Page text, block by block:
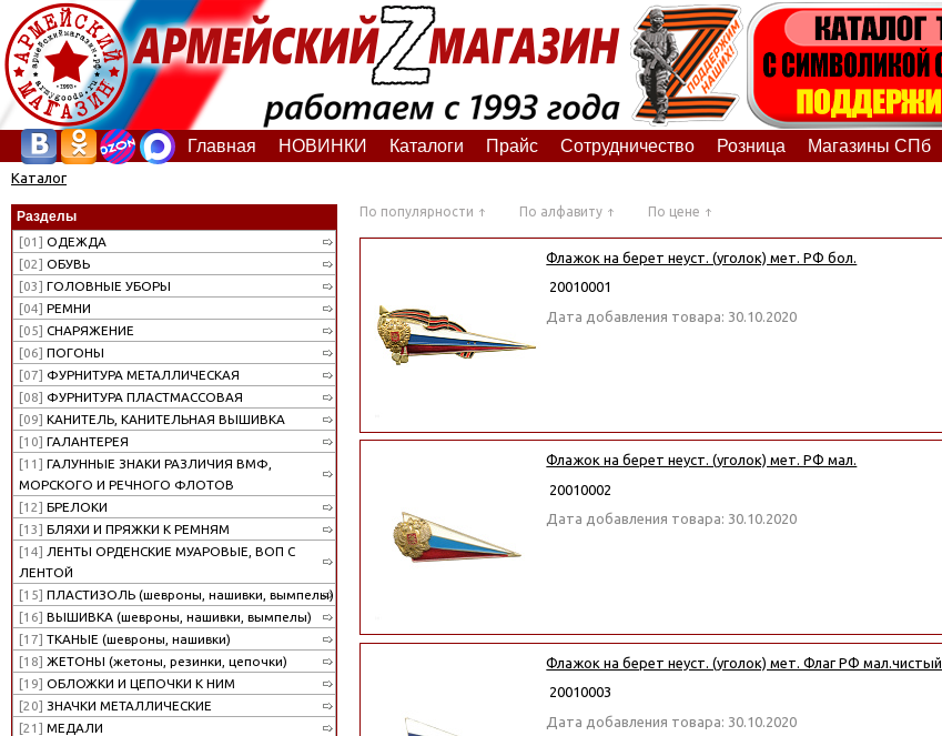
Главная НОВИНКИ Каталоги Прайс Сотрудничество Розница Магазины СПб
Каталог
Разделы
[01] ОДЕЖДА
[02] ОБУВЬ
[03] ГОЛОВНЫЕ УБОРЫ
[04] РЕМНИ
[05] СНАРЯЖЕНИЕ
[06] ПОГОНЫ
[07] ФУРНИТУРА МЕТАЛЛИЧЕСКАЯ
[08] ФУРНИТУРА ПЛАСТМАССОВАЯ
[09] КАНИТЕЛЬ, КАНИТЕЛЬНАЯ ВЫШИВКА
[10] ГАЛАНТЕРЕЯ
[11] ГАЛУННЫЕ ЗНАКИ РАЗЛИЧИЯ ВМФ,
МОРСКОГО И РЕЧНОГО ФЛОТОВ
[12] БРЕЛОКИ
[13] БЛЯХИ И ПРЯЖКИ К РЕМНЯМ
[14] ЛЕНТЫ ОРДЕНСКИЕ МУАРОВЫЕ, ВОП С
ЛЕНТОЙ
[15] ПЛАСТИЗОЛЬ (шевроны, нашивки, вымпелы)
[16] ВЫШИВКА (шевроны, нашивки, вымпелы)
[17] ТКАНЫЕ (шевроны, нашивки)
[18] ЖЕТОНЫ (жетоны, резинки, цепочки)
[19] ОБЛОЖКИ И ЦЕПОЧКИ К НИМ
[20] ЗНАЧКИ МЕТАЛЛИЧЕСКИЕ
[21] МЕДАЛИ
По популярности По алфавиту По цене
Флажок на берет неуст. (уголок) мет. РФ бол.
20010001
Дата добавления товара: 30.10.2020
Флажок на берет неуст. (уголок) мет. РФ мал.
20010002
Дата добавления товара: 30.10.2020
Флажок на берет неуст. (уголок) мет. Флаг РФ мал.чистый
20010003
Дата добавления товара: 30.10.2020